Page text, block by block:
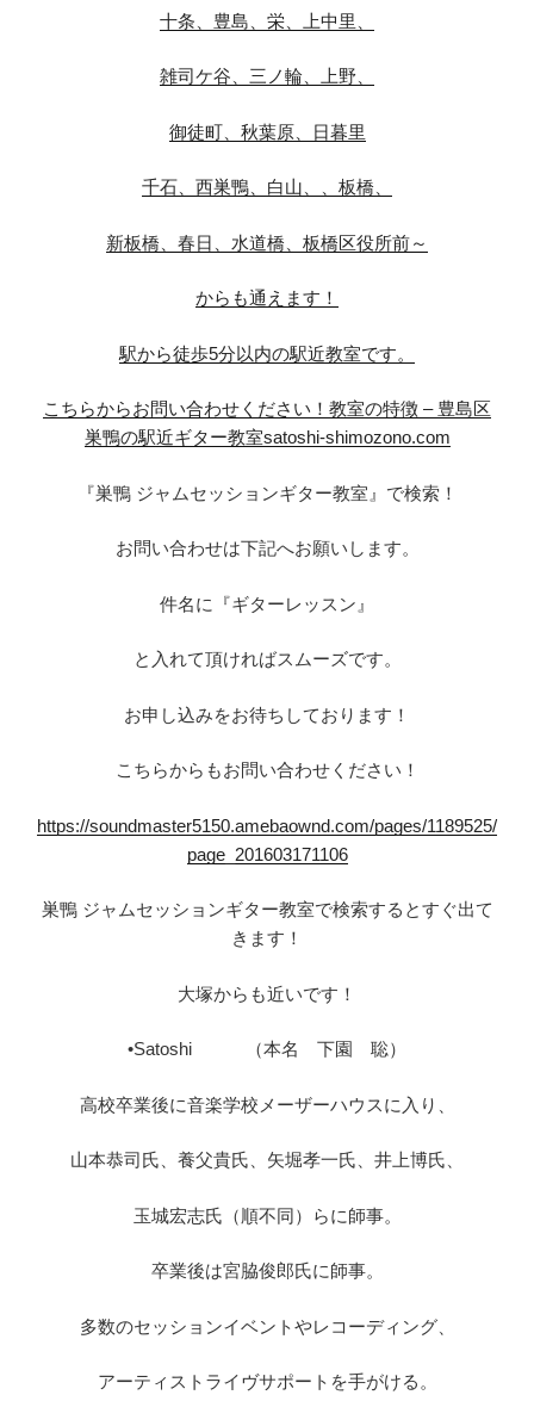
十条、豊島、栄、上中里、
雑司ケ谷、三ノ輪、上野、
御徒町、秋葉原、日暮里
千石、西巣鴨、白山、、板橋、
新板橋、春日、水道橋、板橋区役所前～
からも通えます！
駅から徒歩5分以内の駅近教室です。
こちらからお問い合わせください！ 教室の特徴 – 豊島区
巣鴨の駅近ギター教室satoshi-shimozono.com
『巣鴨 ジャムセッションギター教室』で検索！
お問い合わせは下記へお願いします。
件名に『ギターレッスン』
と入れて頂ければスムーズです。
お申し込みをお待ちしております！
こちらからもお問い合わせください！
https://soundmaster5150.amebaownd.com/pages/1189525/
page_201603171106
巣鴨 ジャムセッションギター教室で検索するとすぐ出て
きます！
大塚からも近いです！
•Satoshi （本名 下園 聡）
高校卒業後に音楽学校メーザーハウスに入り、
山本恭司氏、養父貴氏、矢堀孝一氏、井上博氏、
玉城宏志氏（順不同）らに師事。
卒業後は宮脇俊郎氏に師事。
多数のセッションイベントやレコーディング、
アーティストライヴサポートを手がける。